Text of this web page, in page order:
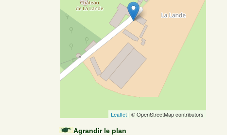
Leaflet | © OpenStreetMap contributors
Agrandir le plan